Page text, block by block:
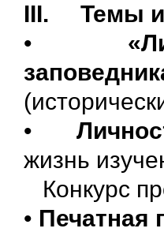
III. Темы и
•
•
жизнь
Конкурс
• Печатная